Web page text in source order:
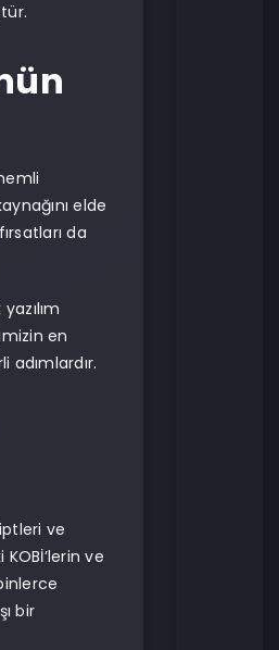
elde
da
en
adımlardır.
ve
ve
bir